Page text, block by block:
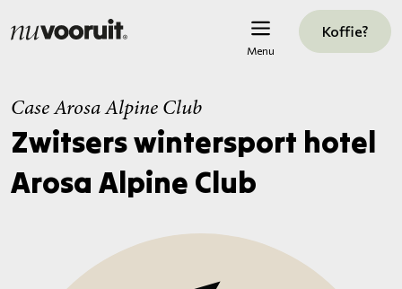
Koffie?
Menu
Case Arosa Alpine Club
Zwitsers wintersport hotel
Arosa Alpine Club